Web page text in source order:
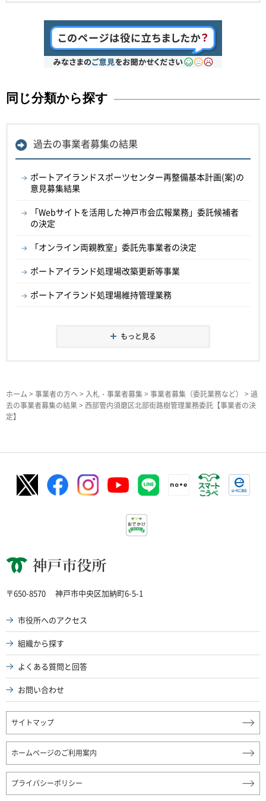
同じ分類から探す
過去の事業者募集の結果
ポートアイランドスポーツセンター再整備基本計画(案)の
意見募集結果
「Webサイトを活用した神戸市会広報業務」委託候補者
の決定
「オンライン両親教室」委託先事業者の決定
ポートアイランド処理場改築更新等事業
ポートアイランド処理場維持管理業務
もっと見る
ホーム > 事業者の方へ > 入札・事業者募集> 事業者募集（委託業務など） > 過
去の事業者募集の結果> 西部管内須磨区北部街路樹管理業務委託【事業者の決
定】
神戸市役所
〒650-8570 神戸市中央区加納町6-5-1
市役所へのアクセス
組織から探す
よくある質問と回答
お問い合わせ
サイトマップ
ホームページのご利用案内
プライバシーポリシー